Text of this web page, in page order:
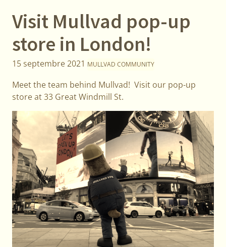
Visit Mullvad pop-up
store in London!
15 septembre 2021 MULLVAD COMMUNITY
Meet the team behind Mullvad! Visit our pop-up
store at 33 Great Windmill St.